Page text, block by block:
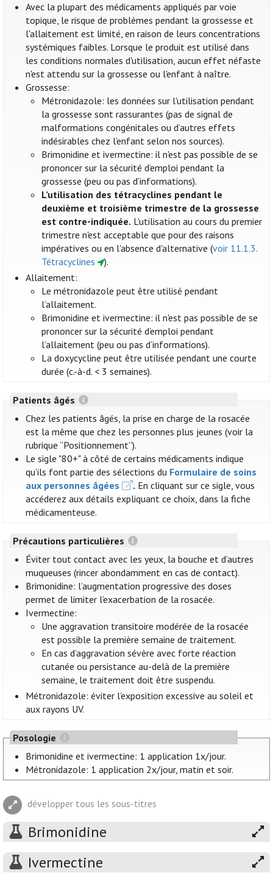
Avec la plupart des médicaments appliqués par voie
topique, le risque de problèmes pendant la grossesse et
l'allaitement est limité, en raison de leurs concentrations
systémiques faibles. Lorsque le produit est utilisé dans
les conditions normales d'utilisation, aucun effet néfaste
n'est attendu sur la grossesse ou l'enfant à naître.
Grossesse:
Métronidazole: les données sur l'utilisation pendant
la grossesse sont rassurantes (pas de signal de
malformations congénitales ou d’autres effets
indésirables chez l’enfant selon nos sources).
Brimonidine et ivermectine: il n'est pas possible de se
prononcer sur la sécurité d’emploi pendant la
grossesse (peu ou pas d’informations).
L’utilisation des tétracyclines pendant le
deuxième et troisième trimestre de la grossesse
est contre-indiquée. L'utilisation au cours du premier
trimestre n'est acceptable que pour des raisons
impératives ou en l'absence d'alternative (voir 11.1.3.
Tétracyclines
).
Allaitement:
Le métronidazole peut être utilisé pendant
l’allaitement.
Brimonidine et ivermectine: il n'est pas possible de se
prononcer sur la sécurité d’emploi pendant
l’allaitement (peu ou pas d’informations).
La doxycycline peut être utilisée pendant une courte
durée (c.-à-d. < 3 semaines).
Patients âgés
Chez les patients âgés, la prise en charge de la rosacée
est la même que chez les personnes plus jeunes (voir la
rubrique “Positionnement”).
Le sigle "80+" à côté de certains médicaments indique
qu’ils font partie des sélections du Formulaire de soins
aux personnes âgées
. En cliquant sur ce sigle, vous
accéderez aux détails expliquant ce choix, dans la fiche
médicamenteuse.
Précautions particulières
Éviter tout contact avec les yeux, la bouche et d’autres
muqueuses (rincer abondamment en cas de contact).
Brimonidine: l’augmentation progressive des doses
permet de limiter l’exacerbation de la rosacée.
Ivermectine:
Une aggravation transitoire modérée de la rosacée
est possible la première semaine de traitement.
En cas d’aggravation sévère avec forte réaction
cutanée ou persistance au-delà de la première
semaine, le traitement doit être suspendu.
Métronidazole: éviter l’exposition excessive au soleil et
aux rayons UV.
Posologie
Brimonidine et ivermectine: 1 application 1x/jour.
Métronidazole: 1 application 2x/jour, matin et soir.
développer tous les sous-titres
Brimonidine
Ivermectine